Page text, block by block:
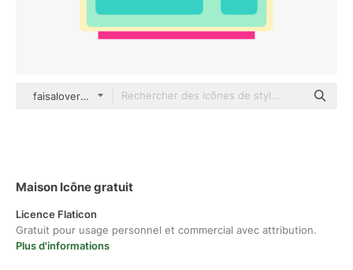
faisalovers Others
Maison Icône gratuit
Licence Flaticon
Gratuit pour usage personnel et commercial avec attribution.
Plus d'informations